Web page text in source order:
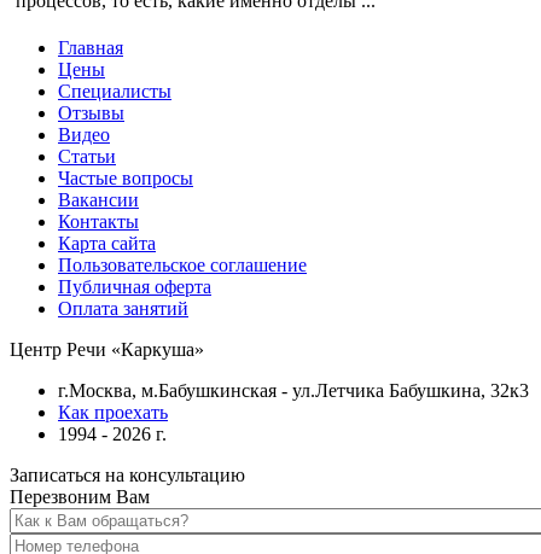
Главная
Цены
Специалисты
Отзывы
Видео
Статьи
Частые вопросы
Вакансии
Контакты
Карта сайта
Пользовательское соглашение
Публичная оферта
Оплата занятий
Центр Речи «Каркуша»
г.Москва, м.Бабушкинская - ул.Летчика Бабушкина, 32к3
Как проехать
1994 - 2026 г.
Записаться на консультацию
Перезвоним Вам